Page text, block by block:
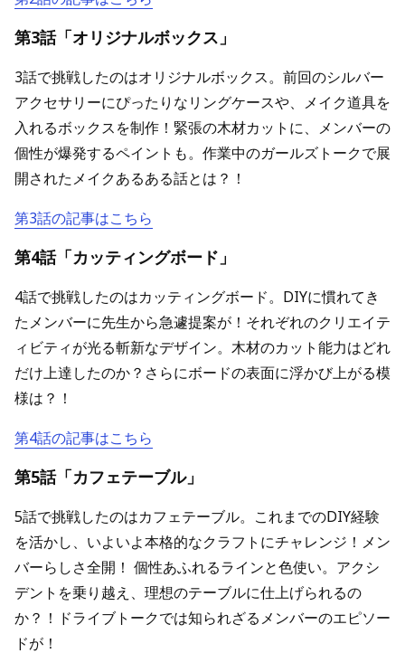
第3話「オリジナルボックス」
3話で挑戦したのはオリジナルボックス。前回のシルバー
アクセサリーにぴったりなリングケースや、メイク道具を
入れるボックスを制作！緊張の木材カットに、メンバーの
個性が爆発するペイントも。作業中のガールズトークで展
開されたメイクあるある話とは？！
第3話の記事はこちら
第4話「カッティングボード」
4話で挑戦したのはカッティングボード。DIYに慣れてき
たメンバーに先生から急遽提案が！それぞれのクリエイテ
ィビティが光る斬新なデザイン。木材のカット能力はどれ
だけ上達したのか？さらにボードの表面に浮かび上がる模
様は？！
第4話の記事はこちら
第5話「カフェテーブル」
5話で挑戦したのはカフェテーブル。これまでのDIY経験
を活かし、いよいよ本格的なクラフトにチャレンジ！メン
バーらしさ全開！ 個性あふれるラインと色使い。アクシ
デントを乗り越え、理想のテーブルに仕上げられるの
か？！ドライブトークでは知られざるメンバーのエピソー
ドが！